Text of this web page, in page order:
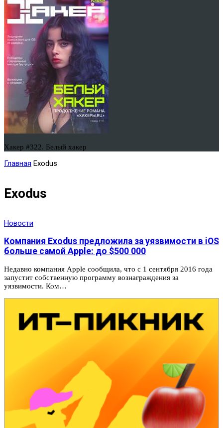
Хакер #322. Белый хакер
Главная Exodus
Exodus
Новости
Компания Exodus предложила за уязвимости в iOS
больше самой Apple: до $500 000
Недавно компания Apple сообщила, что с 1 сентября 2016 года
запустит собственную программу вознаграждения за
уязвимости. Ком…